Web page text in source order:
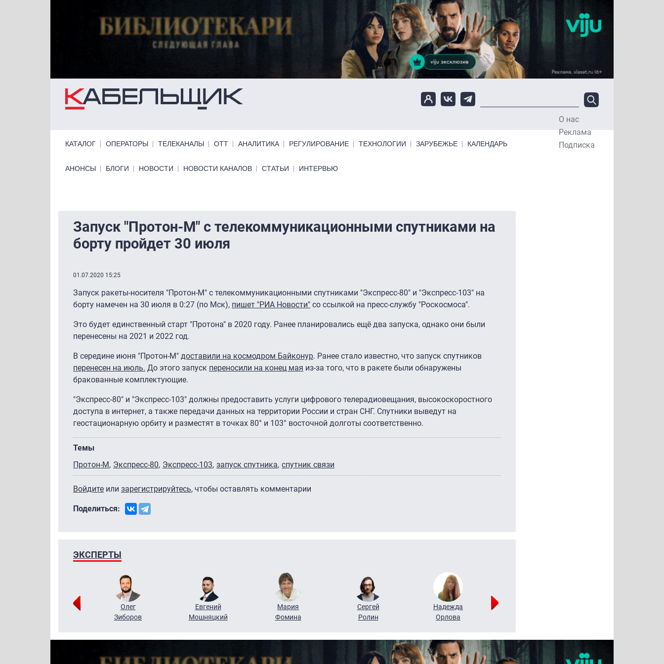
О нас
Реклама
Подписка
КАТАЛОГ ОПЕРАТОРЫ ТЕЛЕКАНАЛЫ ОТТ АНАЛИТИКА РЕГУЛИРОВАНИЕ ТЕХНОЛОГИИ ЗАРУБЕЖЬЕ КАЛЕНДАРЬ
Primary links bottom
АНОНСЫ БЛОГИ НОВОСТИ НОВОСТИ КАНАЛОВ СТАТЬИ ИНТЕРВЬЮ
Запуск "Протон-М" с телекоммуникационными спутниками на
борту пройдет 30 июля
01.07.2020 15:25
Запуск ракеты-носителя "Протон-М" с телекоммуникационными спутниками "Экспресс-80" и "Экспресс-103" на
борту намечен на 30 июля в 0:27 (по Мск), пишет "РИА Новости" со ссылкой на пресс-службу "Роскосмоса".
Это будет единственный старт "Протона" в 2020 году. Ранее планировались ещё два запуска, однако они были
перенесены на 2021 и 2022 год.
В середине июня "Протон-М" доставили на космодром Байконур. Ранее стало известно, что запуск спутников
перенесен на июль. До этого запуск переносили на конец мая из-за того, что в ракете были обнаружены
бракованные комплектующие.
"Экспресс-80" и "Экспресс-103" должны предоставить услуги цифрового телерадиовещания, высокоскоростного
доступа в интернет, а также передачи данных на территории России и стран СНГ. Спутники выведут на
геостационарную орбиту и разместят в точках 80° и 103° восточной долготы соответственно.
Темы
Протон-М Экспресс-80 Экспресс-103 запуск спутника спутник связи
Войдите или зарегистрируйтесь, чтобы оставлять комментарии
Поделиться:
ЭКСПЕРТЫ
Олег
Зиборов
Евгений
Мошняцкий
Мария
Фомина
Сергей
Ролин
Надежда
Орлова